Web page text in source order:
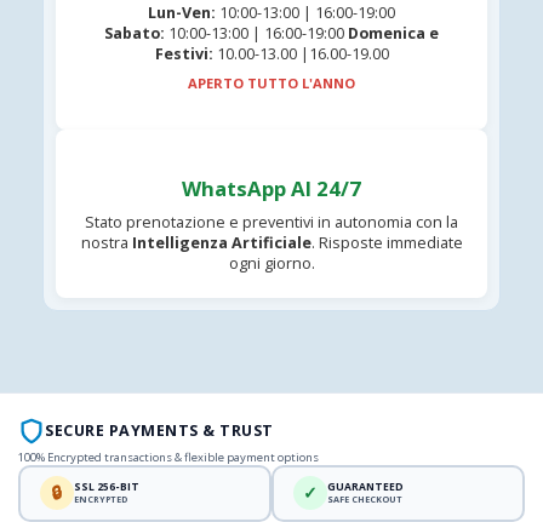
Lun-Ven: 10:00-13:00 | 16:00-19:00
Sabato: 10:00-13:00 | 16:00-19:00 Domenica e
Festivi: 10.00-13.00 |16.00-19.00
APERTO TUTTO L'ANNO
WhatsApp AI 24/7
Stato prenotazione e preventivi in autonomia con la
nostra Intelligenza Artificiale. Risposte immediate
ogni giorno.
SECURE PAYMENTS & TRUST
100% Encrypted transactions & flexible payment options
🔒 SSL 256-BIT
ENCRYPTED ✓ GUARANTEED
SAFE CHECKOUT